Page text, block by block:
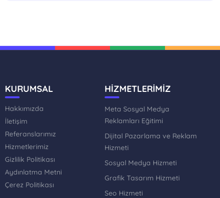
KURUMSAL
Hakkımızda
İletişim
Referanslarımız
Hizmetlerimiz
Gizlilik Politikası
Aydınlatma Metni
Çerez Politikası
HİZMETLERİMİZ
Meta Sosyal Medya
Reklamları Eğitimi
Dijital Pazarlama ve Reklam
Hizmeti
Sosyal Medya Hizmeti
Grafik Tasarım Hizmeti
Seo Hizmeti